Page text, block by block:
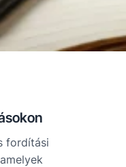
fordítási